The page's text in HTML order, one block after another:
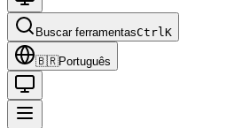
Buscar ferramentasCtrlK
🇧🇷Português